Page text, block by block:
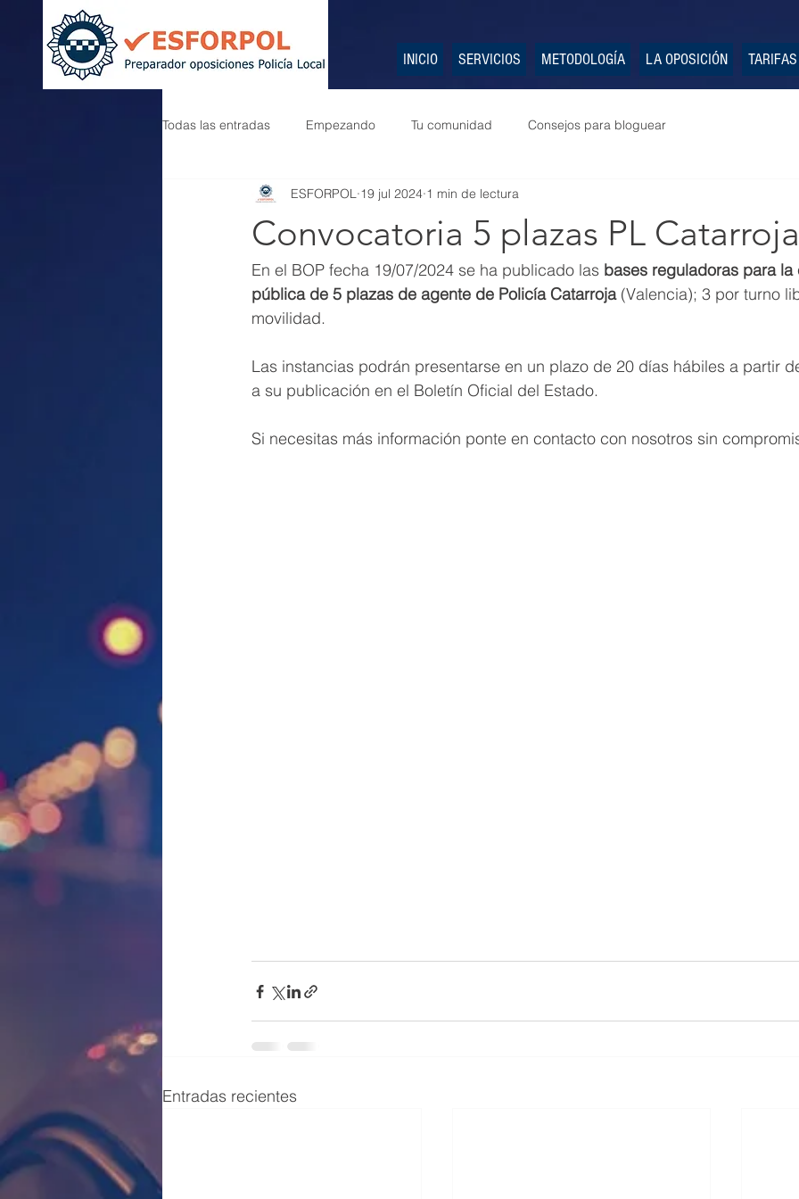
INICIO SERVICIOS METODOLOGÍA LA OPOSICIÓN TARIFAS
Todas las entradas Empezando Tu comunidad Consejos para bloguear
Convocatoria 5 plazas PL Catarroja
ESFORPOL 19 jul 2024 1 min de lectura
En el BOP fecha 19/07/2024 se ha publicado las bases reguladoras para
pública de 5 plazas de agente de Policía Catarroja (Valencia); 3 por turno
movilidad.
Las instancias podrán presentarse en un plazo de 20 días hábiles a partir
a su publicación en el Boletín Oficial del Estado.
Si necesitas más información ponte en contacto con nosotros sin
Entradas recientes